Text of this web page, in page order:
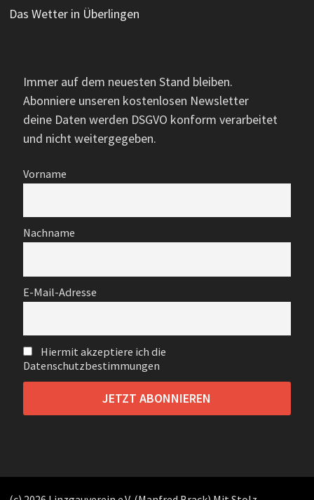
Das Wetter in Überlingen
Immer auf dem neuesten Stand bleiben.
Abonniere unseren kostenlosen Newsletter
deine Daten werden DSGVO konform verarbeitet
und nicht weitergegeben.
Vorname
Nachname
E-Mail-Adresse
Hiermit akzeptiere ich die
Datenschutzbestimmungen